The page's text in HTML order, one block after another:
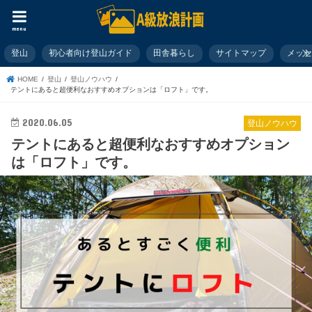
menu
登山 初心者向け登山ガイド 田舎暮らし サイトマップ メッ
HOME 登山
登山ノウハウ
テントにあると超便利なおすすめオプションは「ロフト」です。
登山ノウハウ
2020.06.05
テントにあると超便利なおすすめオプション
は「ロフト」です。